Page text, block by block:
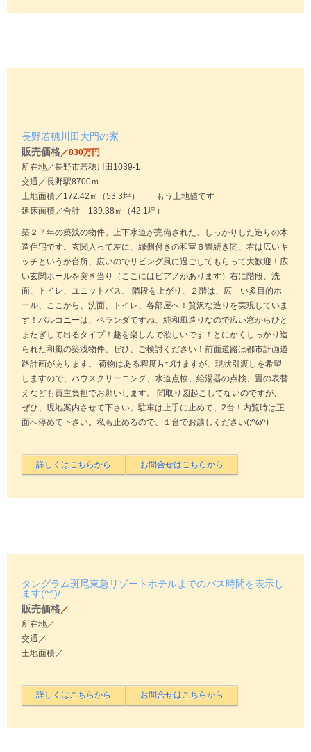
長野若穂川田大門の家
販売価格／830万円
所在地／長野市若穂川田1039-1
交通／長野駅8700ｍ
土地面積／172.42㎡（53.3坪） もう土地値です
延床面積／合計 139.38㎡（42.1坪）
築２７年の築浅の物件。上下水道が完備された、しっかりした造りの木
造住宅です。玄関入って左に、縁側付きの和室６畳続き間、右は広いキ
ッチというか台所、広いのでリビング風に過ごしてもらって大歓迎！広
い玄関ホールを突き当り（ここにはピアノがあります）右に階段、洗
面、トイレ、ユニットバス、 階段を上がり、２階は、広―い多目的ホ
ール、ここから、洗面、トイレ、各部屋へ！贅沢な造りを実現していま
す！バルコニーは、ベランダですね、純和風造りなので広い窓からひと
またぎして出るタイプ！趣を楽しんで欲しいです！とにかくしっかり造
られた和風の築浅物件、ぜひ、ご検討ください！前面道路は都市計画道
路計画があります。 荷物はある程度片づけますが、現状引渡しを希望
しますので、ハウスクリーニング、水道点検、給湯器の点検、畳の表替
えなども買主負担でお願いします。 間取り図起こしてないのですが、
ぜひ、現地案内させて下さい。駐車は上手に止めて、2台！内覧時は正
面へ停めて下さい。私も止めるので、１台でお越しください(;^ω^)
タングラム斑尾東急リゾートホテルまでのバス時間を表示し
ます(^^)/
販売価格／
所在地／
交通／
土地面積／